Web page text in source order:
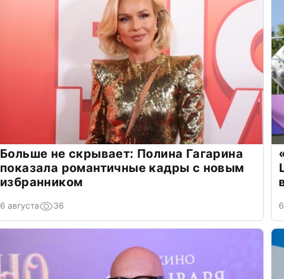
Больше не скрывает: Полина Гагарина
показала романтичные кадры с новым
избранником
6 августа 36